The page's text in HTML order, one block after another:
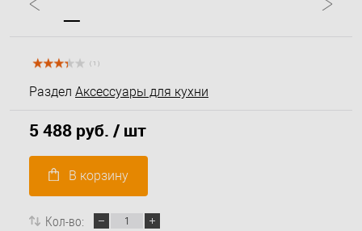
( 1 )
Раздел Аксессуары для кухни
5 488 руб. / шт
В корзину
Кол-во: